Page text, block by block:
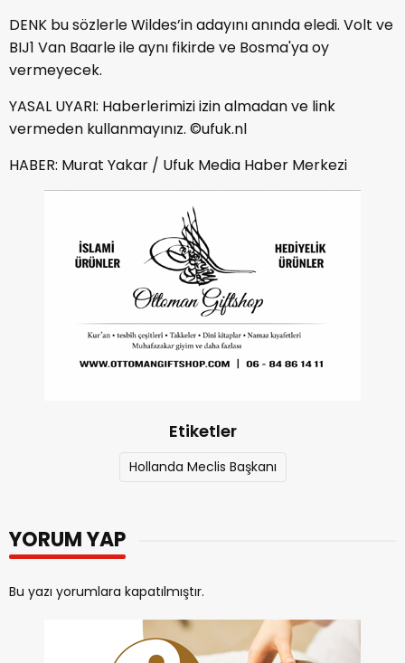
DENK bu sözlerle Wildes’in adayını anında eledi. Volt ve
BIJ1 Van Baarle ile aynı fikirde ve Bosma'ya oy
vermeyecek.
YASAL UYARI: Haberlerimizi izin almadan ve link
vermeden kullanmayınız. ©ufuk.nl
HABER: Murat Yakar / Ufuk Media Haber Merkezi
Etiketler
Hollanda Meclis Başkanı
YORUM YAP
Bu yazı yorumlara kapatılmıştır.